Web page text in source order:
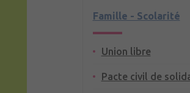
Famille - Scolarité
Union libre
Pacte civil de